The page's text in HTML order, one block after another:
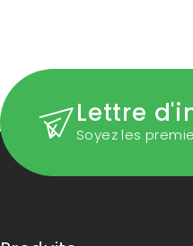
Lettre
Soyez les